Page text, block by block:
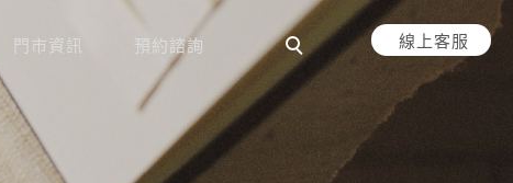
線上客服
門市資訊 預約諮詢